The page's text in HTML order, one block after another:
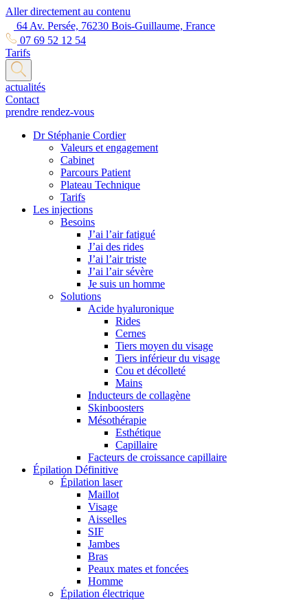
Aller directement au contenu
64 Av. Persée, 76230 Bois-Guillaume, France
07 69 52 12 54
Tarifs
actualités
Contact
prendre rendez-vous
Dr Stéphanie Cordier
Valeurs et engagement
Cabinet
Parcours Patient
Plateau Technique
Tarifs
Les injections
Besoins
J’ai l’air fatigué
J’ai des rides
J’ai l’air triste
J’ai l’air sévère
Je suis un homme
Solutions
Acide hyaluronique
Rides
Cernes
Tiers moyen du visage
Tiers inférieur du visage
Cou et décolleté
Mains
Inducteurs de collagène
Skinboosters
Mésothérapie
Esthétique
Capillaire
Facteurs de croissance capillaire
Épilation Définitive
Épilation laser
Maillot
Visage
Aisselles
SIF
Jambes
Bras
Peaux mates et foncées
Homme
Épilation électrique